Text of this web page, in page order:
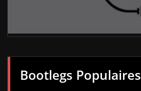
Bootlegs Populaires